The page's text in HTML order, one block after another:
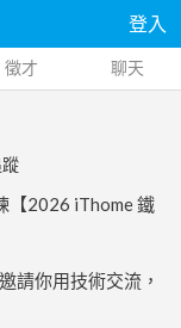
登入
徵才 聊天
【2026 iThome 鐵
請你用技術交流，